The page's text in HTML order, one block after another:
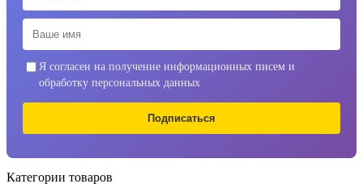
Я согласен на получение информационных писем и
обработку персональных данных
Подписаться
Категории товаров